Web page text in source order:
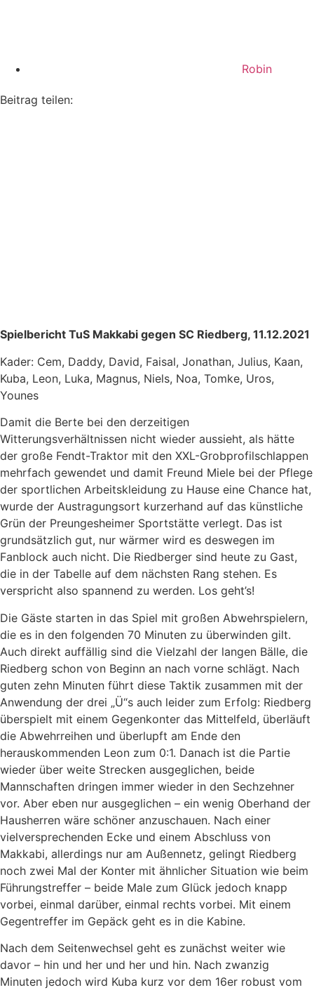
Robin
Beitrag teilen:
Spielbericht TuS Makkabi gegen SC Riedberg, 11.12.2021
Kader: Cem, Daddy, David, Faisal, Jonathan, Julius, Kaan,
Kuba, Leon, Luka, Magnus, Niels, Noa, Tomke, Uros,
Younes
Damit die Berte bei den derzeitigen
Witterungsverhältnissen nicht wieder aussieht, als hätte
der große Fendt-Traktor mit den XXL-Grobprofilschlappen
mehrfach gewendet und damit Freund Miele bei der Pflege
der sportlichen Arbeitskleidung zu Hause eine Chance hat,
wurde der Austragungsort kurzerhand auf das künstliche
Grün der Preungesheimer Sportstätte verlegt. Das ist
grundsätzlich gut, nur wärmer wird es deswegen im
Fanblock auch nicht. Die Riedberger sind heute zu Gast,
die in der Tabelle auf dem nächsten Rang stehen. Es
verspricht also spannend zu werden. Los geht’s!
Die Gäste starten in das Spiel mit großen Abwehrspielern,
die es in den folgenden 70 Minuten zu überwinden gilt.
Auch direkt auffällig sind die Vielzahl der langen Bälle, die
Riedberg schon von Beginn an nach vorne schlägt. Nach
guten zehn Minuten führt diese Taktik zusammen mit der
Anwendung der drei „Ü“s auch leider zum Erfolg: Riedberg
überspielt mit einem Gegenkonter das Mittelfeld, überläuft
die Abwehrreihen und überlupft am Ende den
herauskommenden Leon zum 0:1. Danach ist die Partie
wieder über weite Strecken ausgeglichen, beide
Mannschaften dringen immer wieder in den Sechzehner
vor. Aber eben nur ausgeglichen – ein wenig Oberhand der
Hausherren wäre schöner anzuschauen. Nach einer
vielversprechenden Ecke und einem Abschluss von
Makkabi, allerdings nur am Außennetz, gelingt Riedberg
noch zwei Mal der Konter mit ähnlicher Situation wie beim
Führungstreffer – beide Male zum Glück jedoch knapp
vorbei, einmal darüber, einmal rechts vorbei. Mit einem
Gegentreffer im Gepäck geht es in die Kabine.
Nach dem Seitenwechsel geht es zunächst weiter wie
davor – hin und her und her und hin. Nach zwanzig
Minuten jedoch wird Kuba kurz vor dem 16er robust vom